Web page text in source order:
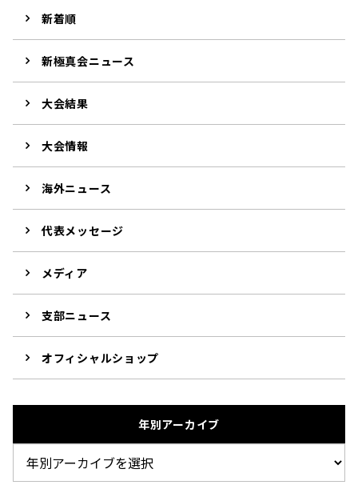
新着順
新極真会ニュース
大会結果
大会情報
海外ニュース
代表メッセージ
メディア
支部ニュース
オフィシャルショップ
年別アーカイブ